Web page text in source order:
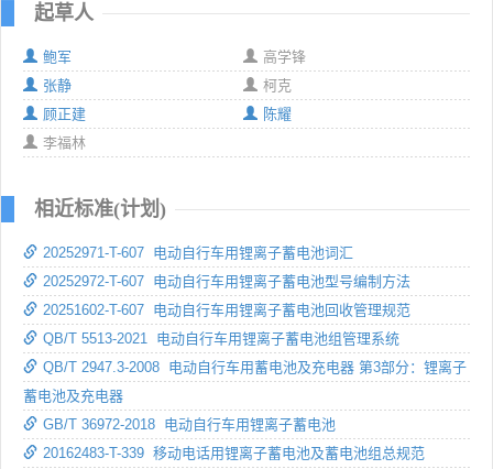
起草人
鲍军
高学锋
张静
柯克
顾正建
陈耀
李福林
相近标准(计划)
20252971-T-607 电动自行车用锂离子蓄电池词汇
20252972-T-607 电动自行车用锂离子蓄电池型号编制方法
20251602-T-607 电动自行车用锂离子蓄电池回收管理规范
QB/T 5513-2021 电动自行车用锂离子蓄电池组管理系统
QB/T 2947.3-2008 电动自行车用蓄电池及充电器 第3部分：锂离子
蓄电池及充电器
GB/T 36972-2018 电动自行车用锂离子蓄电池
20162483-T-339 移动电话用锂离子蓄电池及蓄电池组总规范